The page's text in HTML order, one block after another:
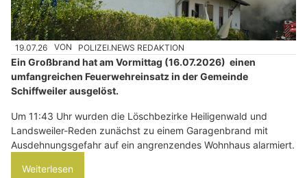
19.07.26 VON POLIZEI.NEWS REDAKTION
Ein Großbrand hat am Vormittag (16.07.2026) einen
umfangreichen Feuerwehreinsatz in der Gemeinde
Schiffweiler ausgelöst.
Um 11:43 Uhr wurden die Löschbezirke Heiligenwald und
Landsweiler-Reden zunächst zu einem Garagenbrand mit
Ausdehnungsgefahr auf ein angrenzendes Wohnhaus alarmiert.
Weiterlesen